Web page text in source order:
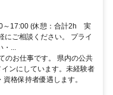
～17:00 (休憩：合計2h 実
にご相談ください。 プライ
...
のお仕事です。 県内の公共
ンにしています。未経験者
格保持者優遇します。